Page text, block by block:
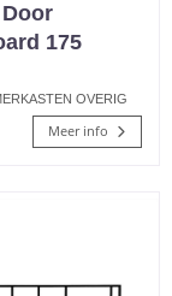
175
OVERIG
Meer info